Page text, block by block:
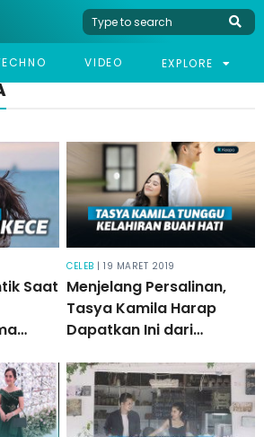
VIDEO EXPLORE
Saat
CELEB | 19 MARET 2019
Menjelang Persalinan,
Tasya Kamila Harap
Dapatkan Ini dari